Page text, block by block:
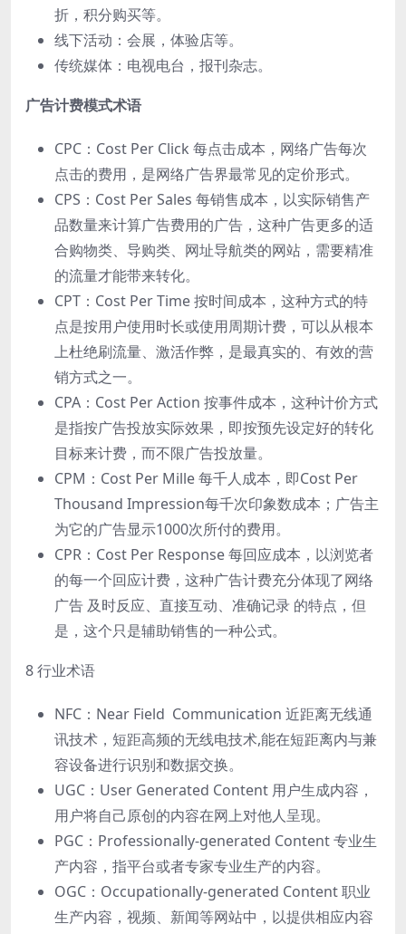
折，积分购买等。
线下活动：会展，体验店等。
传统媒体：电视电台，报刊杂志。
⼴告计费模式术语
CPC：Cost Per Click 每点击成本，⽹络⼴告每次
点击的费⽤，是⽹络⼴告界最常⻅的定价形式。
CPS：Cost Per Sales 每销售成本，以实际销售产
品数量来计算⼴告费⽤的⼴告，这种⼴告更多的适
合购物类、导购类、⽹址导航类的⽹站，需要精准
的流量才能带来转化。
CPT：Cost Per Time 按时间成本，这种⽅式的特
点是按⽤户使⽤时⻓或使⽤周期计费，可以从根本
上杜绝刷流量、激活作弊，是最真实的、有效的营
销⽅式之⼀。
CPA：Cost Per Action 按事件成本，这种计价⽅式
是指按⼴告投放实际效果，即按预先设定好的转化
⽬标来计费，⽽不限⼴告投放量。
CPM：Cost Per Mille 每千⼈成本，即Cost Per
Thousand Impression每千次印象数成本；⼴告主
为它的⼴告显示1000次所付的费⽤。
CPR：Cost Per Response 每回应成本，以浏览者
的每⼀个回应计费，这种⼴告计费充分体现了⽹络
⼴告 及时反应、直接互动、准确记录 的特点，但
是，这个只是辅助销售的⼀种公式。
8 ⾏业术语
NFC：Near Field Communication 近距离⽆线通
讯技术，短距⾼频的⽆线电技术,能在短距离内与兼
容设备进⾏识别和数据交换。
UGC：User Generated Content ⽤户⽣成内容，
⽤户将⾃⼰原创的内容在⽹上对他⼈呈现。
PGC：Professionally-generated Content 专业⽣
产内容，指平台或者专家专业⽣产的内容。
OGC：Occupationally-generated Content 职业
⽣产内容，视频、新闻等⽹站中，以提供相应内容